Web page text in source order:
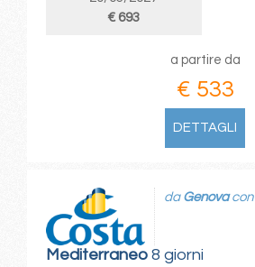
€ 693
a partire da
€ 533
DETTAGLI
Mediterraneo8 giorni
da Genovacon